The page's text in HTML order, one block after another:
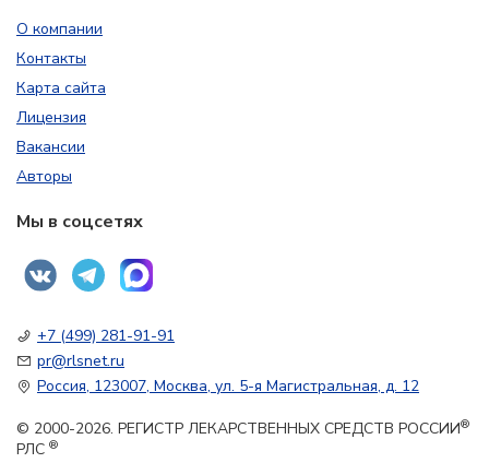
О компании
Контакты
Карта сайта
Лицензия
Вакансии
Авторы
Мы в соцсетях
+7 (499) 281-91-91
pr@rlsnet.ru
Россия, 123007, Москва, ул. 5-я Магистральная, д. 12
© 2000-2026. РЕГИСТР ЛЕКАРСТВЕННЫХ СРЕДСТВ РОССИИ®
РЛС ®